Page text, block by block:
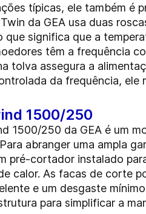
típicas, ele também é
da GEA usa duas
que significa que a
têm a frequência
tolva assegura a
da frequência, ele
1500/250
1500/250 da GEA é um
abranger uma ampla
pré-cortador instalado
calor. As facas de corte
e um desgaste
para simplificar a